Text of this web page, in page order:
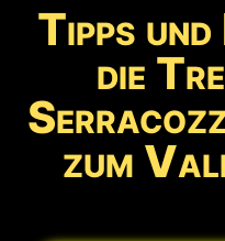
Tipps
die
zum